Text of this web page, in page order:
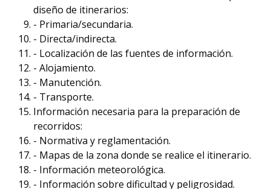
diseño de itinerarios:
- Primaria/secundaria.
- Directa/indirecta.
- Localización de las fuentes de información.
- Alojamiento.
- Manutención.
- Transporte.
Información necesaria para la preparación de
recorridos:
- Normativa y reglamentación.
- Mapas de la zona donde se realice el itinerario.
- Información meteorológica.
- Información sobre dificultad y peligrosidad.